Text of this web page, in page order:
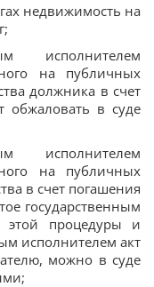
недвижимость на
исполнителем
на публичных
должника в счет
обжаловать в суде
исполнителем
на публичных
в счет погашения
государственным
этой процедуры и
исполнителем акт
можно в суде